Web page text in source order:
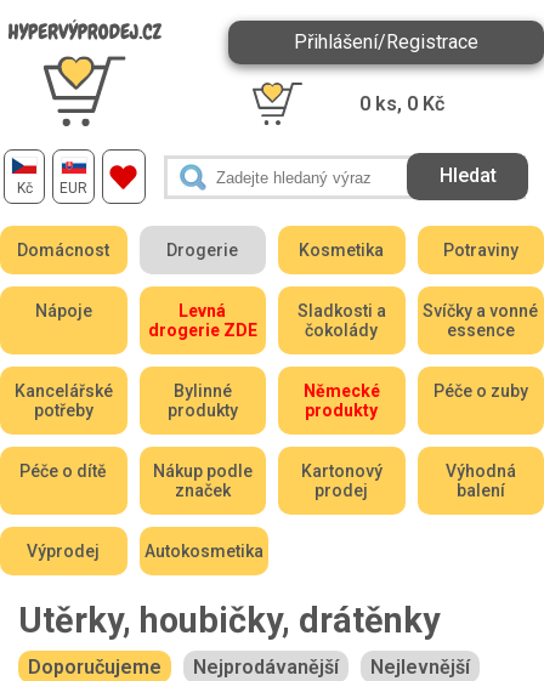
Kč EUR
Přihlášení/Registrace
0 ks, 0 Kč
Domácnost Drogerie Kosmetika Potraviny
Nápoje
Levná
drogerie ZDE
Sladkosti a
čokolády
Svíčky a vonné
essence
Kancelářské
potřeby
Bylinné
produkty
Německé
produkty
Péče o zuby
Péče o dítě
Nákup podle
značek
Kartonový
prodej
Výhodná
balení
Výprodej Autokosmetika
Utěrky, houbičky, drátěnky
Doporučujeme Nejprodávanější
Nejlevnější